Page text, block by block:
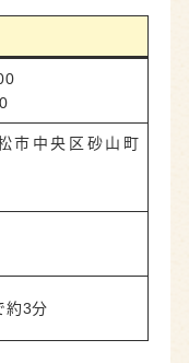
市中央区砂山町
約3分